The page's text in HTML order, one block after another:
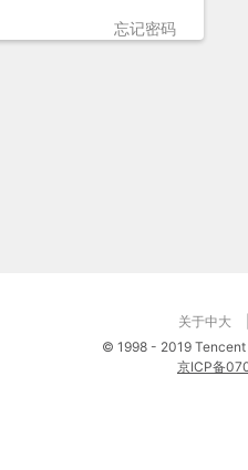
忘记密码
关于中大
© 1998 - 2019
京ICP备